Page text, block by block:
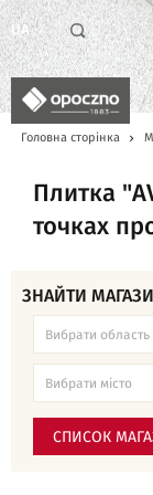
UA
Головна сторінка
Плитка
точках
ЗНАЙТИ
СПИСОК